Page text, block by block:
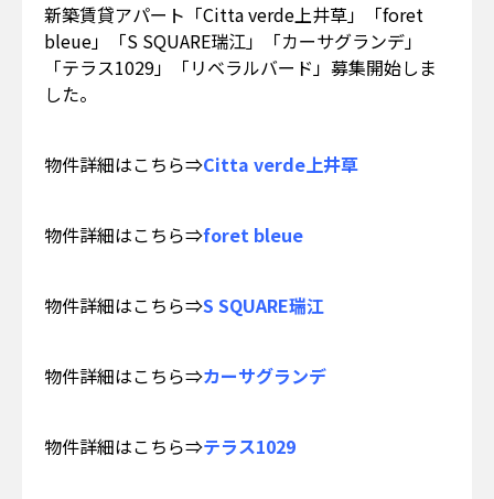
新築賃貸アパート「Citta verde上井草」「foret
bleue」「S SQUARE瑞江」「カーサグランデ」
「テラス1029」「リベラルバード」募集開始しま
した。
物件詳細はこちら⇒Citta verde上井草
物件詳細はこちら⇒foret bleue
物件詳細はこちら⇒S SQUARE瑞江
物件詳細はこちら⇒カーサグランデ
物件詳細はこちら⇒テラス1029